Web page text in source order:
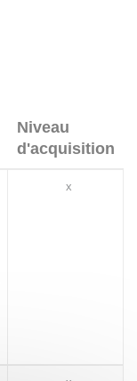
Niveau
d'acquisition
x